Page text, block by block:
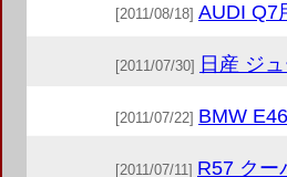
[2011/08/18] AUDI Q7
[2011/07/30] 日産 ジ
[2011/07/22] BMW
[2011/07/11] R57 クー